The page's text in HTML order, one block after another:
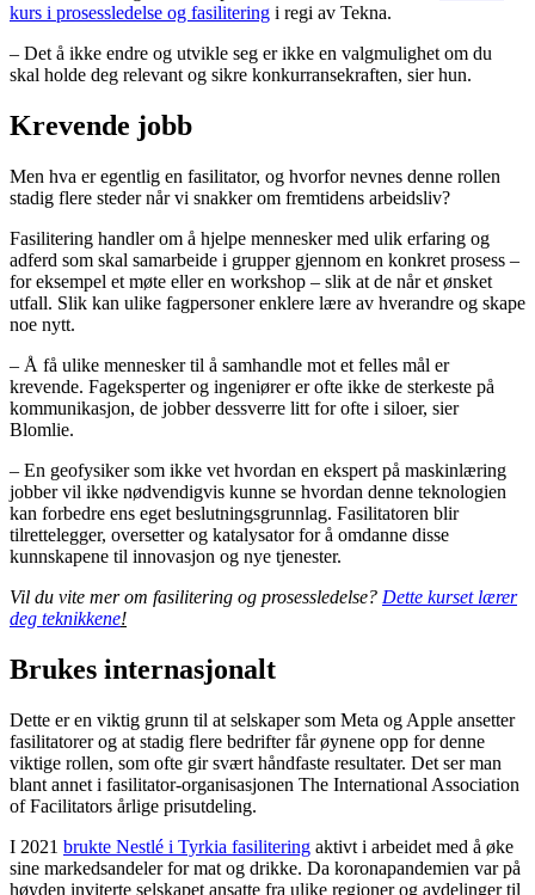
kurs i prosessledelse og fasilitering i regi av Tekna.
– Det å ikke endre og utvikle seg er ikke en valgmulighet om du
skal holde deg relevant og sikre konkurransekraften, sier hun.
Krevende jobb
Men hva er egentlig en fasilitator, og hvorfor nevnes denne rollen
stadig flere steder når vi snakker om fremtidens arbeidsliv?
Fasilitering handler om å hjelpe mennesker med ulik erfaring og
adferd som skal samarbeide i grupper gjennom en konkret prosess –
for eksempel et møte eller en workshop – slik at de når et ønsket
utfall. Slik kan ulike fagpersoner enklere lære av hverandre og skape
noe nytt.
– Å få ulike mennesker til å samhandle mot et felles mål er
krevende. Fageksperter og ingeniører er ofte ikke de sterkeste på
kommunikasjon, de jobber dessverre litt for ofte i siloer, sier
Blomlie.
– En geofysiker som ikke vet hvordan en ekspert på maskinlæring
jobber vil ikke nødvendigvis kunne se hvordan denne teknologien
kan forbedre ens eget beslutningsgrunnlag. Fasilitatoren blir
tilrettelegger, oversetter og katalysator for å omdanne disse
kunnskapene til innovasjon og nye tjenester.
Vil du vite mer om fasilitering og prosessledelse? Dette kurset lærer
deg teknikkene!
Brukes internasjonalt
Dette er en viktig grunn til at selskaper som Meta og Apple ansetter
fasilitatorer og at stadig flere bedrifter får øynene opp for denne
viktige rollen, som ofte gir svært håndfaste resultater. Det ser man
blant annet i fasilitator-organisasjonen The International Association
of Facilitators årlige prisutdeling.
I 2021 brukte Nestlé i Tyrkia fasilitering aktivt i arbeidet med å øke
sine markedsandeler for mat og drikke. Da koronapandemien var på
høyden inviterte selskapet ansatte fra ulike regioner og avdelinger til